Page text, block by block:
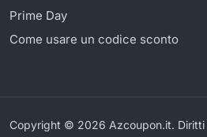
Prime Day
Come usare un codice sconto
Copyright © 2026 Azcoupon.it. Diritti